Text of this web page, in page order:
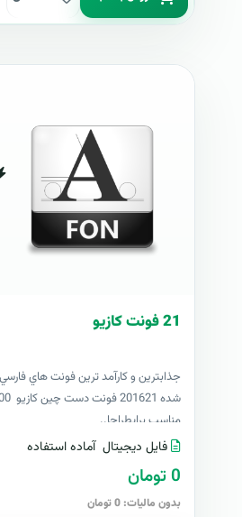
21 فونت کازيو
جذابترين و کارآمد ترين فونت هاي
مناسب برايطراحا..
فایل دیجیتال آماده استفاده
0 تومان
بدون مالیات: 0 تومان